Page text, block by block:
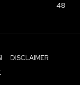
48
DISCLAIMER